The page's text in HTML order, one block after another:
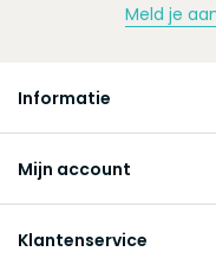
Meld je
Informatie
Mijn account
Klantenservice